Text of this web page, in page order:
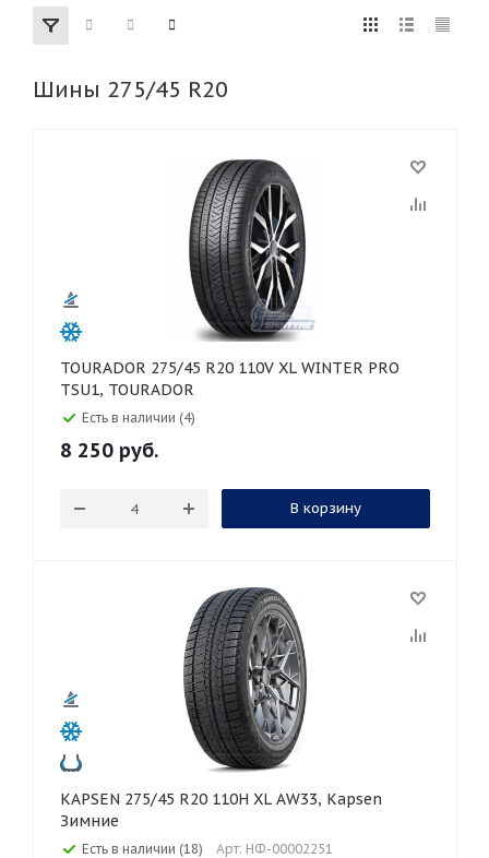
R22
155 165 185
285 295
40 45
60 70 75 80
Шины 275/45 R20
TOURADOR 275/45 R20 110V XL WINTER PRO
TSU1, TOURADOR
Есть в наличии (4)
8 250 руб.
В корзину
KAPSEN 275/45 R20 110H XL AW33, Kapsen
Зимние
Есть в наличии (18) Арт: НФ-00002251